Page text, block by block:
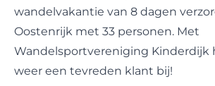
wandelvakantie van 8 dagen
Oostenrijk met 33 personen. Met
Wandelsportvereniging Kinderdijk
weer een tevreden klant bij!